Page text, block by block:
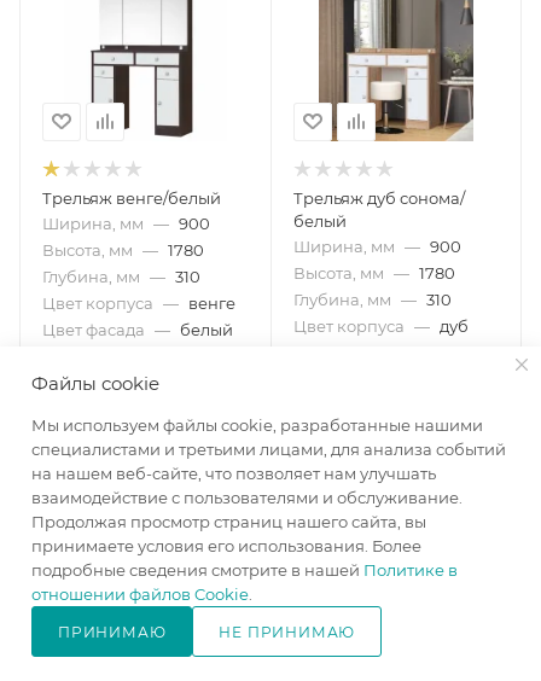
Трельяж венге/белый
Ширина, мм — 900
Высота, мм — 1780
Глубина, мм — 310
Цвет корпуса — венге
Цвет фасада — белый
12 250₽/шт
В КОРЗИНУ
Трельяж дуб сонома/
белый
Ширина, мм — 900
Высота, мм — 1780
Глубина, мм — 310
Цвет корпуса — дуб
12 250₽ /шт
В КОРЗИНУ
Файлы cookie
Мы используем файлы cookie, разработанные нашими
специалистами и третьими лицами, для анализа событий
на нашем веб-сайте, что позволяет нам улучшать
взаимодействие с пользователями и обслуживание.
Продолжая просмотр страниц нашего сайта, вы
принимаете условия его использования. Более
подробные сведения смотрите в нашей Политике в
отношении файлов Cookie
ПРИНИМАЮ НЕ ПРИНИМАЮ